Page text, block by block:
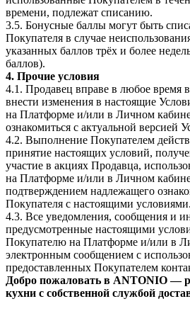
времени, подлежат списанию.
3.5. Бонусные баллы могут быть
Покупателя в случае
указанных баллов трёх и более
баллов).
4. Прочие условия
4.1. Продавец вправе в любое время
внести изменения в настоящие
на Платформе и/или в Личном
ознакомиться с актуальной версией
4.2. Выполнение Покупателем
принятие настоящих условий,
участие в акциях Продавца,
на Платформе и/или в Личном
подтверждением надлежащего
Покупателя с настоящими условиями.
4.3. Все уведомления, сообщения и
предусмотренные настоящими
Покупателю на Платформе и/или в
электронным сообщением с
предоставленных Покупателем
Добро пожаловать в ANTONIO —
кухни с собственной службой